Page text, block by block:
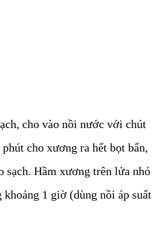
cho vào nồi nước với chút
cho xương ra hết bọt bẩn,
sạch. Hầm xương trên lửa nhỏ
1 giờ (dùng nồi áp suất